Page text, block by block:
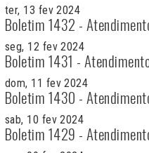
ter, 13 fev 2024
Boletim 1432 -
seg, 12 fev 2024
Boletim 1431 -
dom, 11 fev 2024
Boletim 1430 -
sab, 10 fev 2024
Boletim 1429 -